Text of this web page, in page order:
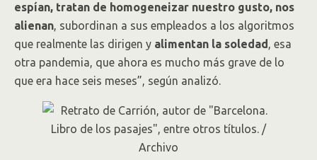
espían, tratan de homogeneizar nuestro gusto, nos
alienan, subordinan a sus empleados a los algoritmos
que realmente las dirigen y alimentan la soledad, esa
otra pandemia, que ahora es mucho más grave de lo
que era hace seis meses”, según analizó.